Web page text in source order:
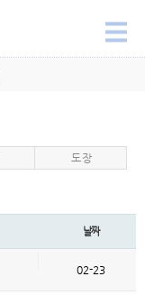
도 장
날짜
02-23